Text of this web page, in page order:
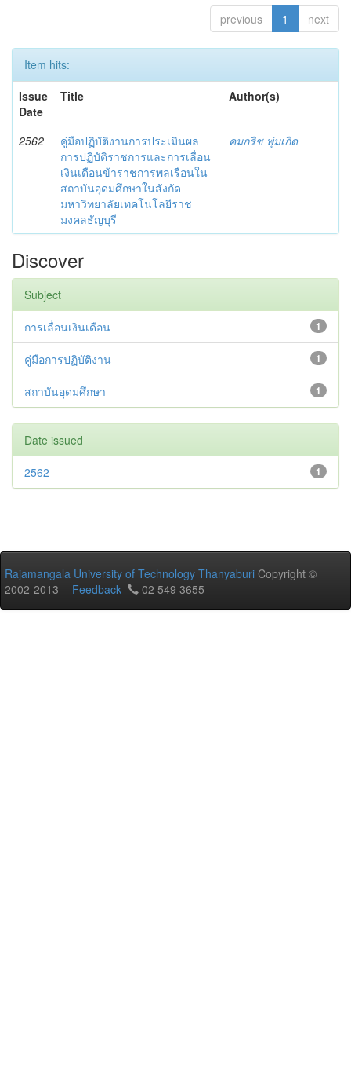
previous 1 next
Item hits:
Issue
Date
Title Author(s)
2562
คู่มือปฏิบัติงานการประเมินผล
การปฏิบัติราชการและการเลื่อน
เงินเดือนข้าราชการพลเรือนใน
สถาบันอุดมศึกษาในสังกัด
มหาวิทยาลัยเทคโนโลยีราช
มงคลธัญบุรี
คมกริช พุ่มเกิด
Discover
Subject
1
การเลื่อนเงินเดือน
1
คู่มือการปฏิบัติงาน
1
สถาบันอุดมศึกษา
Date issued
1
2562
Rajamangala University of Technology Thanyaburi Copyright ©
2002-2013 - Feedback 02 549 3655